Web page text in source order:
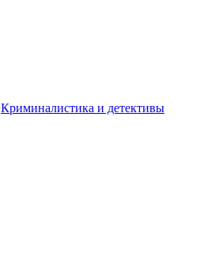
Криминалистика и детективы